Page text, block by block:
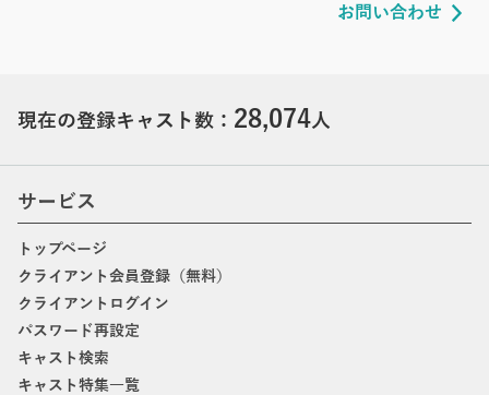
お問い合わせ
現在の登録キャスト数： 28,074人
サービス
トップページ
クライアント会員登録（無料）
クライアントログイン
パスワード再設定
キャスト検索
キャスト特集一覧